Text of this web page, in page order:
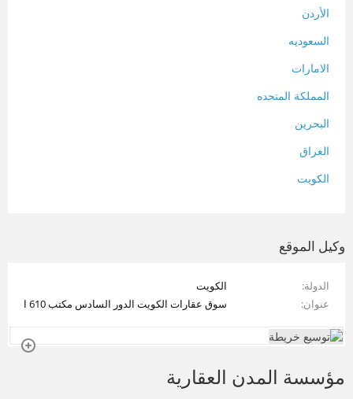
الأردن
السعوديه
الامارات
المملكة المتحده
البحرين
العراق
الكويت
فلسطين
سوريا
تونس
وكيل الموقع
الدولة
الكويت
عنوان
سوق عقارات الكويت الدور السادس مكتب 610 ا
مؤسسة المدن العقارية